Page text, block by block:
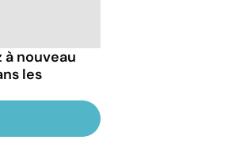
à nouveau
les